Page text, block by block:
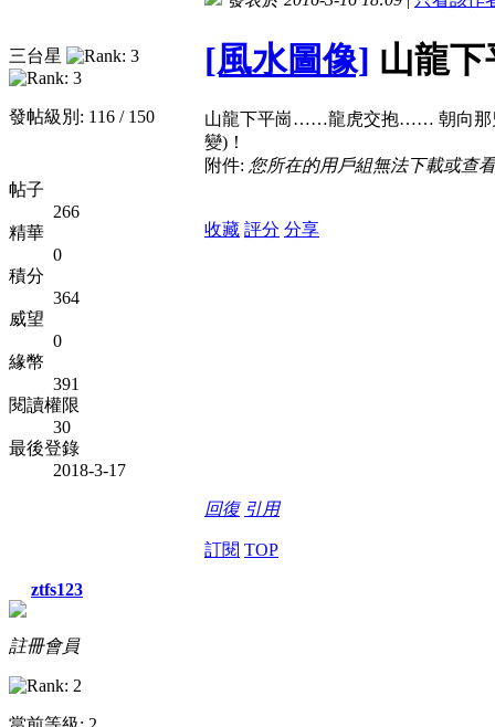
三台星
發帖級別: 116 / 150
帖子
266
精華
0
積分
364
威望
0
緣幣
391
閱讀權限
30
最後登錄
2018-3-17
[風水圖像] 山龍
山龍下平崗……龍虎交抱…… 朝向那
變)！
附件: 您所在的用戶組無法下載或查
收藏 評分 分享
回復 引用
訂閱 TOP
ztfs123
註冊會員